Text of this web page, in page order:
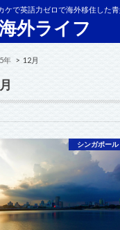
ケで英語力ゼロで海外移住した
外ライフ
年 12月
シンガポール